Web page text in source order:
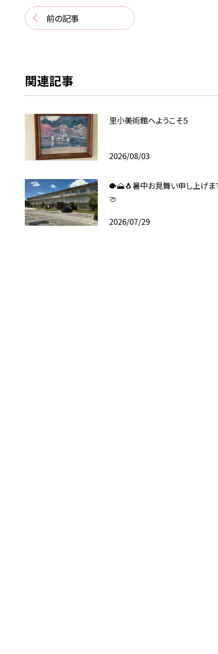
前の記事
関連記事
里小美術館へようこそ５
2026/08/03
🐡🗻🐧暑中お見舞い申し上げま
🍈
2026/07/29